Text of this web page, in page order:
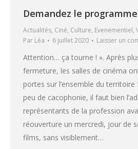
Demandez le
Actualités, Ciné, Culture, Evenementiel,
Par Léa 6 juillet 2020 Laisser un
Attention… ça tourne ! ». Après
fermeture, les salles de cinéma
portes sur l’ensemble du territoire
peu de cacophonie, il faut bien
représentants de la profession
réouverture un mercredi, jour de
films, sans visiblement…